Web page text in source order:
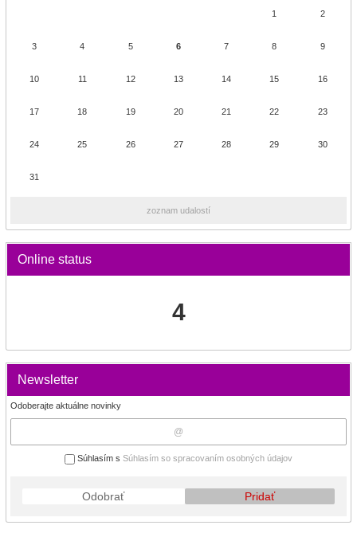
1 2
3 4 5 6 7 8 9
10 11 12 13 14 15 16
17 18 19 20 21 22 23
24 25 26 27 28 29 30
31
zoznam udalostí
Online status
4
Newsletter
Odoberajte aktuálne novinky
Súhlasím s Súhlasím so spracovaním osobných údajov
Odobrať Pridať